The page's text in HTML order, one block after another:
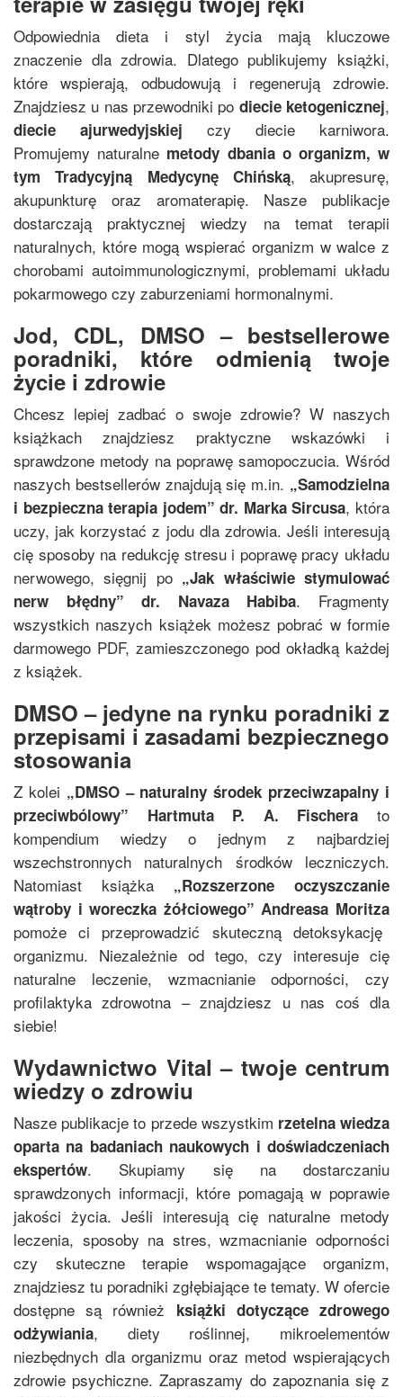
Odpowiednia dieta i styl życia mają kluczowe
znaczenie dla zdrowia. Dlatego publikujemy książki,
które wspierają, odbudowują i regenerują zdrowie.
Znajdziesz u nas przewodniki po diecie ketogenicznej,
diecie ajurwedyjskiej czy diecie karniwora.
Promujemy naturalne metody dbania o organizm, w
tymTradycyjną Medycynę Chińską, akupresurę,
akupunkturę oraz aromaterapię. Nasze publikacje
dostarczają praktycznej wiedzy na temat terapii
naturalnych, które mogą wspierać organizm w walce z
chorobami autoimmunologicznymi, problemami układu
pokarmowego czy zaburzeniami hormonalnymi.
Jod, CDL, DMSO – bestsellerowe
poradniki, które odmienią twoje
życie i zdrowie
Chcesz lepiej zadbać o swoje zdrowie? W naszych
książkach znajdziesz praktyczne wskazówki i
sprawdzone metody na poprawę samopoczucia. Wśród
naszych bestsellerów znajdują się m.in. „Samodzielna
i bezpieczna terapia jodem”dr. Marka Sircusa, która
uczy, jak korzystać z jodu dla zdrowia. Jeśli interesują
cię sposoby na redukcję stresu i poprawę pracy układu
nerwowego, sięgnij po „Jak właściwie stymulować
nerw błędny”dr. Navaza Habiba. Fragmenty
wszystkich naszych książek możesz pobrać w formie
darmowego PDF, zamieszczonego pod okładką każdej
z książek.
DMSO – jedyne na rynku poradniki z
przepisami i zasadami bezpiecznego
stosowania
Z kolei „DMSO – naturalny środek przeciwzapalny i
przeciwbólowy” Hartmuta P. A. Fischera to
kompendium wiedzy o jednym z najbardziej
wszechstronnych naturalnych środków leczniczych.
Natomiast książka „Rozszerzone oczyszczanie
wątroby i woreczka żółciowego”Andreasa Moritza
pomoże ci przeprowadzić skuteczną detoksykację
organizmu. Niezależnie od tego, czy interesuje cię
naturalne leczenie, wzmacnianie odporności, czy
profilaktyka zdrowotna – znajdziesz u nas coś dla
siebie!
Wydawnictwo Vital – twoje centrum
wiedzy o zdrowiu
Nasze publikacje to przede wszystkim rzetelna wiedza
oparta na badaniach naukowych i doświadczeniach
ekspertów. Skupiamy się na dostarczaniu
sprawdzonych informacji, które pomagają w poprawie
jakości życia. Jeśli interesują cię naturalne metody
leczenia, sposoby na stres, wzmacnianie odporności
czy skuteczne terapie wspomagające organizm,
znajdziesz tu poradniki zgłębiające te tematy. W ofercie
dostępne są również książki dotyczące zdrowego
odżywiania, diety roślinnej, mikroelementów
niezbędnych dla organizmu oraz metod wspierających
zdrowie psychiczne. Zapraszamy do zapoznania się z